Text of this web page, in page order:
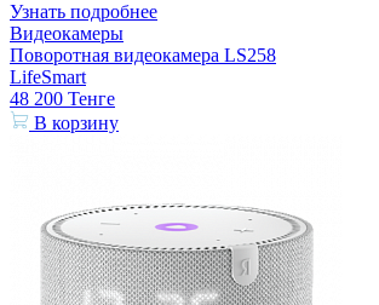
Узнать подробнее
Видеокамеры
Поворотная видеокамера LS258
LifeSmart
48 200 Тенге
В корзину